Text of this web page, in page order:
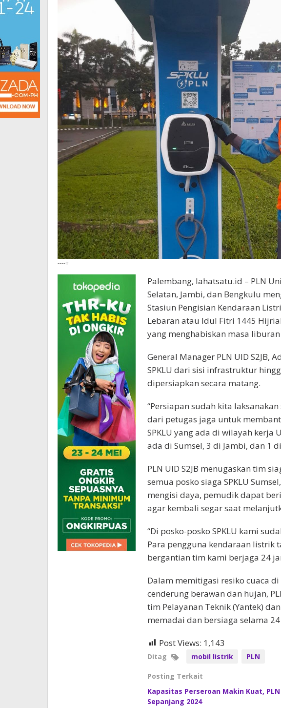
----+
Palembang, lahatsatu.id – PLN
Selatan, Jambi, dan Bengkulu
Stasiun Pengisian Kendaraan
Lebaran atau Idul Fitri 1445
yang menghabiskan masa
General Manager PLN UID S2JB,
SPKLU dari sisi infrastruktur
dipersiapkan secara matang.
“Persiapan sudah kita
dari petugas jaga untuk
SPKLU yang ada di wilayah kerja
ada di Sumsel, 3 di Jambi, dan 1
PLN UID S2JB menugaskan tim
semua posko siaga SPKLU
mengisi daya, pemudik dapat
agar kembali segar saat
“Di posko-posko SPKLU kami
Para pengguna kendaraan listrik
bergantian tim kami berjaga 24
Dalam memitigasi resiko cuaca
cenderung berawan dan hujan,
tim Pelayanan Teknik (Yantek)
memadai dan bersiaga selama
Post Views: 1,143
Ditag mobil listrik PLN
Posting Terkait
Kapasitas Perseroan Makin Kuat,
Sepanjang 2024